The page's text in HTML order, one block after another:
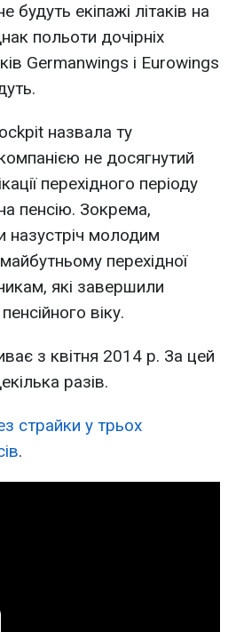
екіпажі літаків на
польоти дочірніх
Germanwings і Eurowings
назвала ту
не досягнутий
перехідного періоду
пенсію. Зокрема,
назустріч молодим
перехідної
які завершили
віку.
з квітня 2014 р. За цей
разів.
страйки у трьох
.